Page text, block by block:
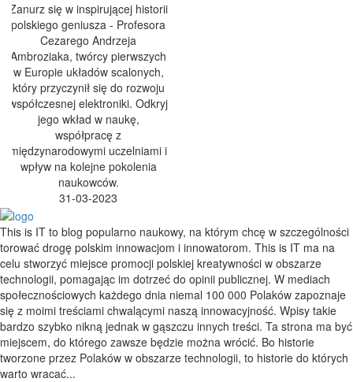
Zanurz się w inspirującej historii
polskiego geniusza - Profesora
Cezarego Andrzeja
Ambroziaka, twórcy pierwszych
w Europie układów scalonych,
który przyczynił się do rozwoju
współczesnej elektroniki. Odkryj
jego wkład w naukę,
współpracę z
międzynarodowymi uczelniami i
wpływ na kolejne pokolenia
naukowców.
31-03-2023
This is IT to blog popularno naukowy, na którym chcę w szczególności
torować drogę polskim innowacjom i innowatorom. This is IT ma na
celu stworzyć miejsce promocji polskiej kreatywności w obszarze
technologii, pomagając im dotrzeć do opinii publicznej. W mediach
społecznościowych każdego dnia niemal 100 000 Polaków zapoznaje
się z moimi treściami chwalącymi naszą innowacyjność. Wpisy takie
bardzo szybko nikną jednak w gąszczu innych treści. Ta strona ma być
miejscem, do którego zawsze będzie można wrócić. Bo historie
tworzone przez Polaków w obszarze technologii, to historie do których
warto wracać...